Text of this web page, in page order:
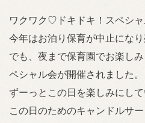
ワクワク♡ドキドキ！スペシャ
今年はお泊り保育が中止にな
でも、夜まで保育園でお楽し
ペシャル会が開催されました。
ずーっとこの日を楽しみにして
この日のためのキャンドルサ